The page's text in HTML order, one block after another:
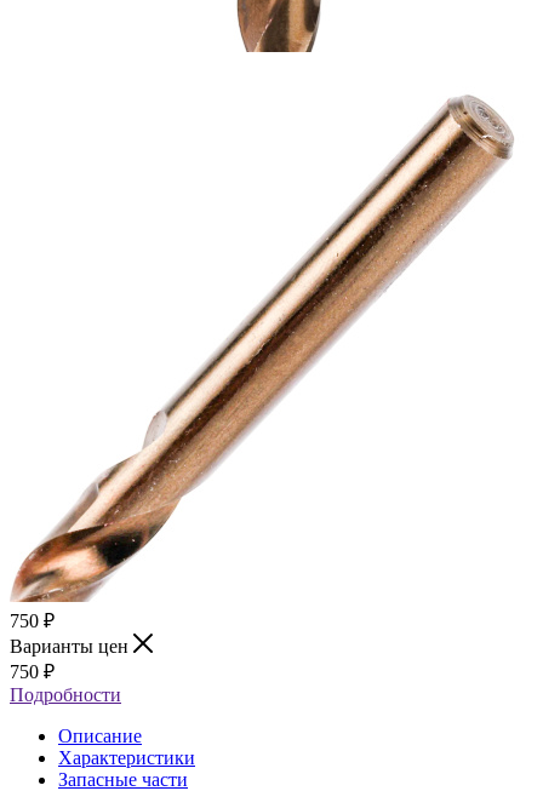
750 ₽
Варианты цен
750 ₽
Подробности
Описание
Характеристики
Запасные части